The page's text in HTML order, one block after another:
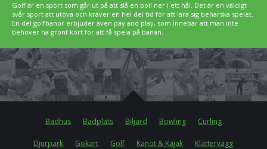
Golf är en sport som går ut på att slå en boll ner i ett hål. Det är en väldigt
svår sport att utöva och kräver en hel del tid för att lära sig behärska spelet.
En del golfbanor erbjuder även pay and play, som innebär att man inte
behöver ha grönt kort för att få spela på banan.
Badhus Badplats Biljard Bowling Curling
Djurpark Gokart Golf Kanot & Kajak Klättervägg